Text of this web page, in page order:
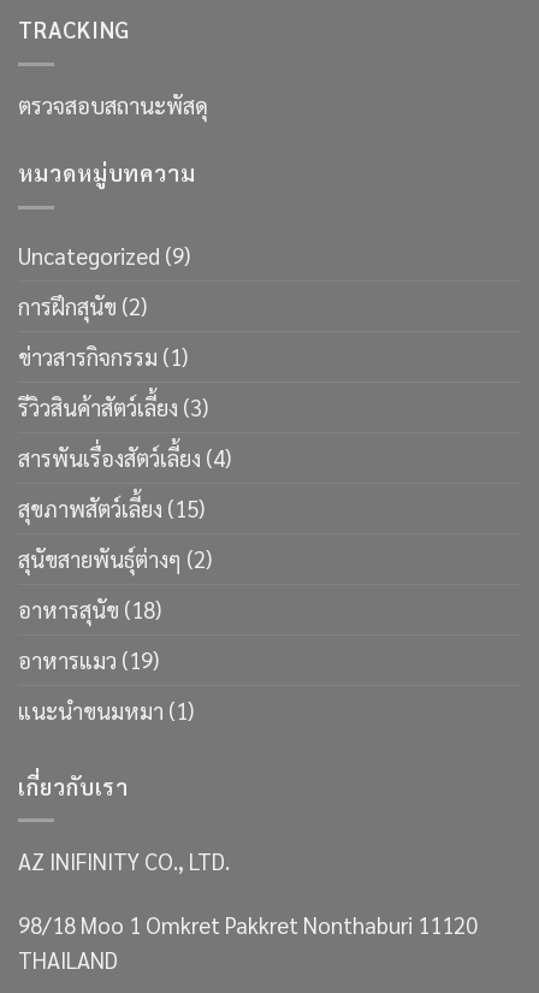
TRACKING
ตรวจสอบสถานะพัสดุ
หมวดหมู่บทความ
Uncategorized (9)
การฝึกสุนัข (2)
ข่าวสารกิจกรรม (1)
รีวิวสินค้าสัตว์เลี้ยง (3)
สารพันเรื่องสัตว์เลี้ยง (4)
สุขภาพสัตว์เลี้ยง (15)
สุนัขสายพันธ์ุต่างๆ (2)
อาหารสุนัข (18)
อาหารแมว (19)
แนะนำขนมหมา (1)
เกี่ยวกับเรา
AZ INIFINITY CO., LTD.
98/18 Moo 1 Omkret Pakkret Nonthaburi 11120
THAILAND